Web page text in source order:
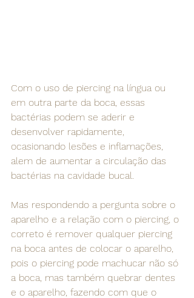
Com o uso de piercing na língua ou
em outra parte da boca, essas
bactérias podem se aderir e
desenvolver rapidamente,
ocasionando lesões e inflamações,
alem de aumentar a circulação das
bactérias na cavidade bucal.
Mas respondendo a pergunta sobre o
aparelho e a relação com o piercing, o
correto é remover qualquer piercing
na boca antes de colocar o aparelho,
pois o piercing pode machucar não só
a boca, mas também quebrar dentes
e o aparelho, fazendo com que o